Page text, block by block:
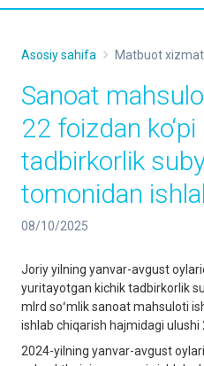
Asosiy sahifa Matbuot
Sanoat
22 foizdan
tadbirkorlik
tomonidan
08/10/2025
Joriy yilning yanvar-avgust
yuritayotgan kichik tadbirkorlik
mlrd soʻmlik sanoat mahsuloti
ishlab chiqarish hajmidagi ulushi
2024-yilning yanvar-avgust